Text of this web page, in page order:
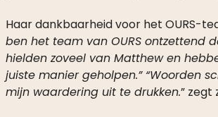
Haar dankbaarheid voor het OURS-
ben het team van OURS ontzettend
hielden zoveel van Matthew en
juiste manier geholpen.” “Woorden
mijn waardering uit te drukken.” zegt